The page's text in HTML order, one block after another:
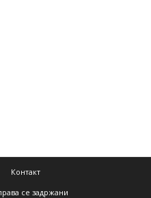
Контакт
се задржани